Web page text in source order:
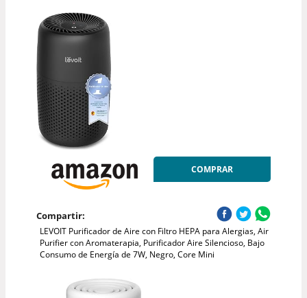
COMPRAR
Compartir:
LEVOIT Purificador de Aire con Filtro HEPA para Alergias, Air
Purifier con Aromaterapia, Purificador Aire Silencioso, Bajo
Consumo de Energía de 7W, Negro, Core Mini